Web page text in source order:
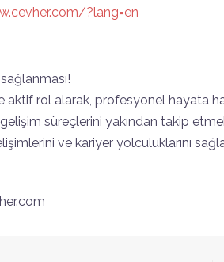
?lang=en
rol alarak, profesyonel hayata
süreçlerini yakından takip
ve kariyer yolculuklarını